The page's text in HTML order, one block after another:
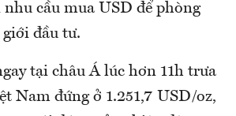
cầu mua USD để phòng
đầu tư.
tại châu Á lúc hơn 11h trưa
Nam đứng ở 1.251,7 USD/oz,